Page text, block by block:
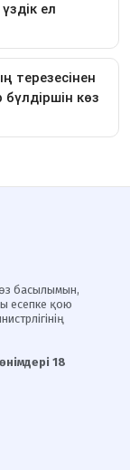
басылымын,
есепке қою
18